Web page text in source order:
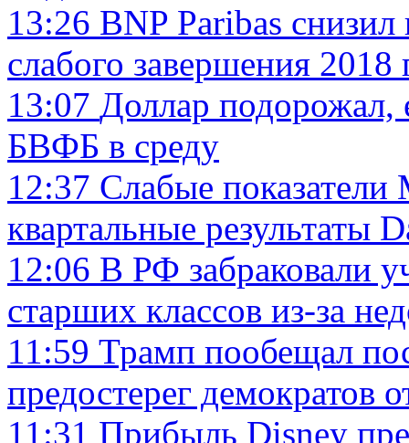
13:26 BNP Paribas снизил
слабого завершения 2018
13:07 Доллар подорожал,
БВФБ в среду
12:37 Слабые показатели
квартальные результаты
12:06 В РФ забраковали
старших классов из-за
11:59 Трамп пообещал
предостерег демократов
11:31 Прибыль Disney